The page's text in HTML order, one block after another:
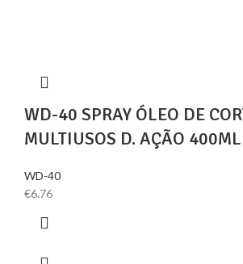
WD-40 SPRAY ÓLEO DE
MULTIUSOS D. AÇÃO 400ML
WD-40
€6.76